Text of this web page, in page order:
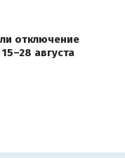
отключение
августа